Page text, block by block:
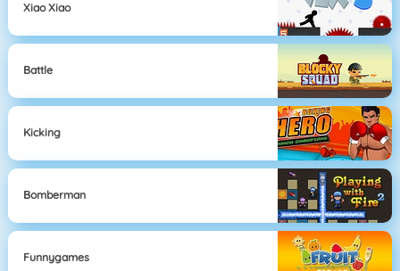
Xiao Xiao
Battle
Kicking
Bomberman
Funnygames